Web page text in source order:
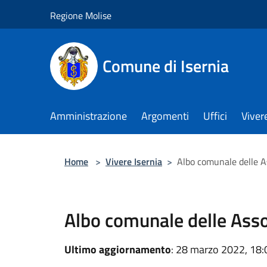
Regione Molise
Comune di Isernia
Amministrazione Argomenti Uffici
Home > Vivere Isernia > Albo comunale delle
Albo comunale delle
Ultimo aggiornamento: 28 marzo 2022,